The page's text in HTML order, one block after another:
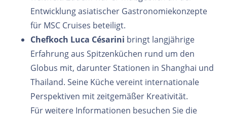
Entwicklung asiatischer Gastronomiekonzepte
für MSC Cruises beteiligt.
Chefkoch Luca Césarini bringt langjährige
Erfahrung aus Spitzenküchen rund um den
Globus mit, darunter Stationen in Shanghai und
Thailand. Seine Küche vereint internationale
Perspektiven mit zeitgemäßer Kreativität.
Für weitere Informationen besuchen Sie die